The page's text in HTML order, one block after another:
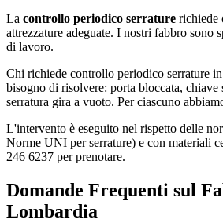
La controllo periodico serrature richiede
attrezzature adeguate. I nostri fabbro sono
di lavoro.
Chi richiede controllo periodico serrature
bisogno di risolvere: porta bloccata, chiave
serratura gira a vuoto. Per ciascuno
L'intervento è eseguito nel rispetto delle
Norme UNI per serrature) e con materiali
246 6237 per prenotare.
Domande Frequenti sul
Lombardia